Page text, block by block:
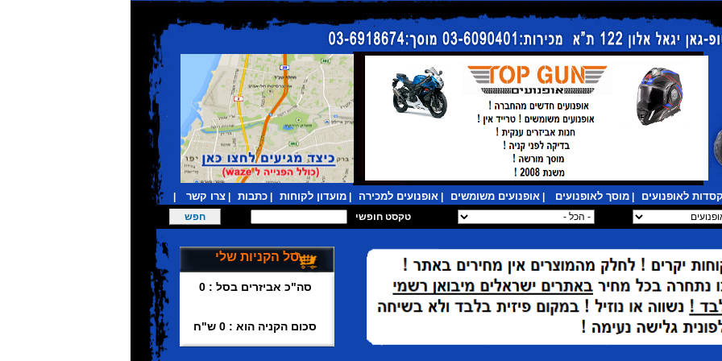
קסדות לאופנועים מוסך לאופנועים אופנועים משומשים אופנועים למכירה מועדון לקוחות כתבות צרו קשר
סל הקניות שלי
סה"כ אביזרים בסל : 0
סכום הקניה הוא : 0 ש"ח